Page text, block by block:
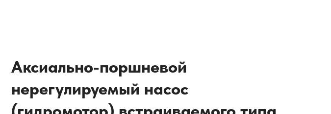
Аксиально-поршневой
нерегулируемый насос